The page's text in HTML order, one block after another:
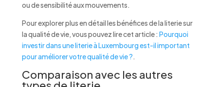
ou de sensibilité aux mouvements.
Pour explorer plus en détail les bénéfices de la literie sur
la qualité de vie, vous pouvez lire cet article : Pourquoi
investir dans une literie à Luxembourg est-il important
pour améliorer votre qualité de vie ?.
Comparaison avec les autres